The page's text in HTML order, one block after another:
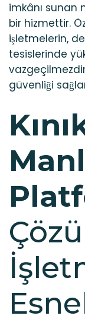
imkânı sunan
bir hizmettir.
işletmelerin,
tesislerinde
güvenliği